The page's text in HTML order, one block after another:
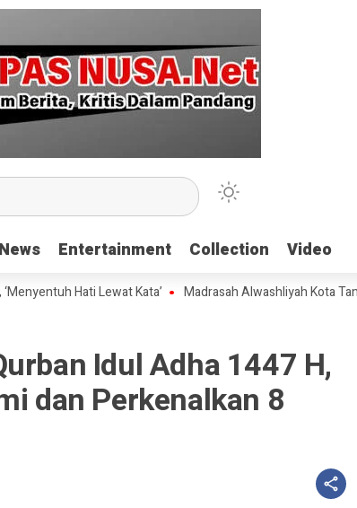
News Entertainment Collection Video
News Entertainment Collection Video
Lewat Kata’ Madrasah Alwashliyah Kota Tanjungbalai
Idul Adha 1447 H,
dan Perkenalkan 8